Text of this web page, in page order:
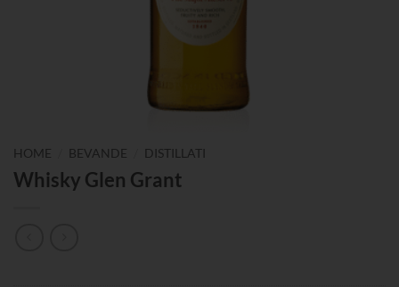
HOME BEVANDE DISTILLATI
Whisky Glen Grant